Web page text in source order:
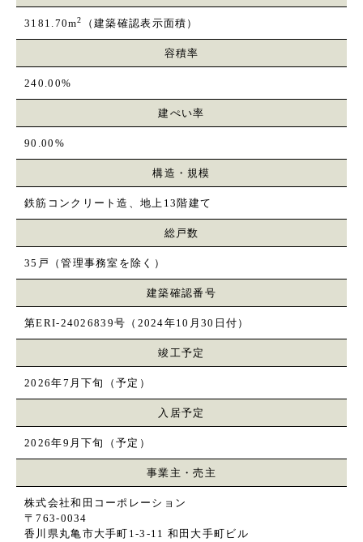
3181.70m2 （建築確認表示面積）
容積率
240.00%
建ぺい率
90.00%
構造・規模
鉄筋コンクリート造、地上13階建て
総戸数
35戸（管理事務室を除く）
建築確認番号
第ERI-24026839号（2024年10月30日付）
竣工予定
2026年7月下旬（予定）
入居予定
2026年9月下旬（予定）
事業主・売主
株式会社和田コーポレーション
〒763-0034
香川県丸亀市大手町1-3-11 和田大手町ビル